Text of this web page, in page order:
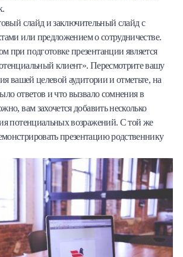
слайд и заключительный слайд с
или предложением о сотрудничестве.
при подготовке презентанции является
клиент». Пересмотрите вашу
вашей целевой аудитории и отметьте, на
ответов и что вызвало сомнения в
вам захочется добавить несколько
потенциальных возражений. С той же
презентацию родственнику